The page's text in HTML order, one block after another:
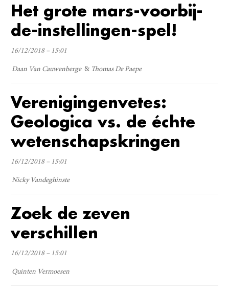
Het grote mars-voorbij-
de-instellingen-spel!
16/12/2018 – 15:01
Daan Van Cauwenberge Thomas De Paepe
Verenigingenvetes:
Geologica vs. de échte
wetenschapskringen
16/12/2018 – 15:01
Nicky Vandeghinste
Zoek de zeven
verschillen
16/12/2018 – 15:01
Quinten Vermoesen